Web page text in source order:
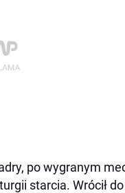
po wygranym
starcia. Wrócił